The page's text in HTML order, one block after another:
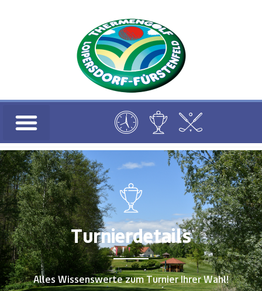
Turnierdetails
Alles Wissenswerte zum Turnier Ihrer Wahl!